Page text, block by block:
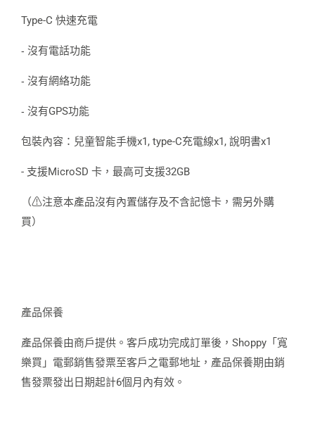
Type-C 快速充電
- 沒有電話功能
- 沒有網絡功能
- 沒有GPS功能
包裝內容：兒童智能手機x1, type-C充電線x1, 說明書x1
- 支援MicroSD 卡，最高可支援32GB
（⚠注意本產品沒有內置儲存及不含記憶卡，需另外購
買）
產品保養
產品保養由商戶提供。客戶成功完成訂單後，Shoppy「寬
樂買」電郵銷售發票至客戶之電郵地址，產品保養期由銷
售發票發出日期起計6個月內有效。